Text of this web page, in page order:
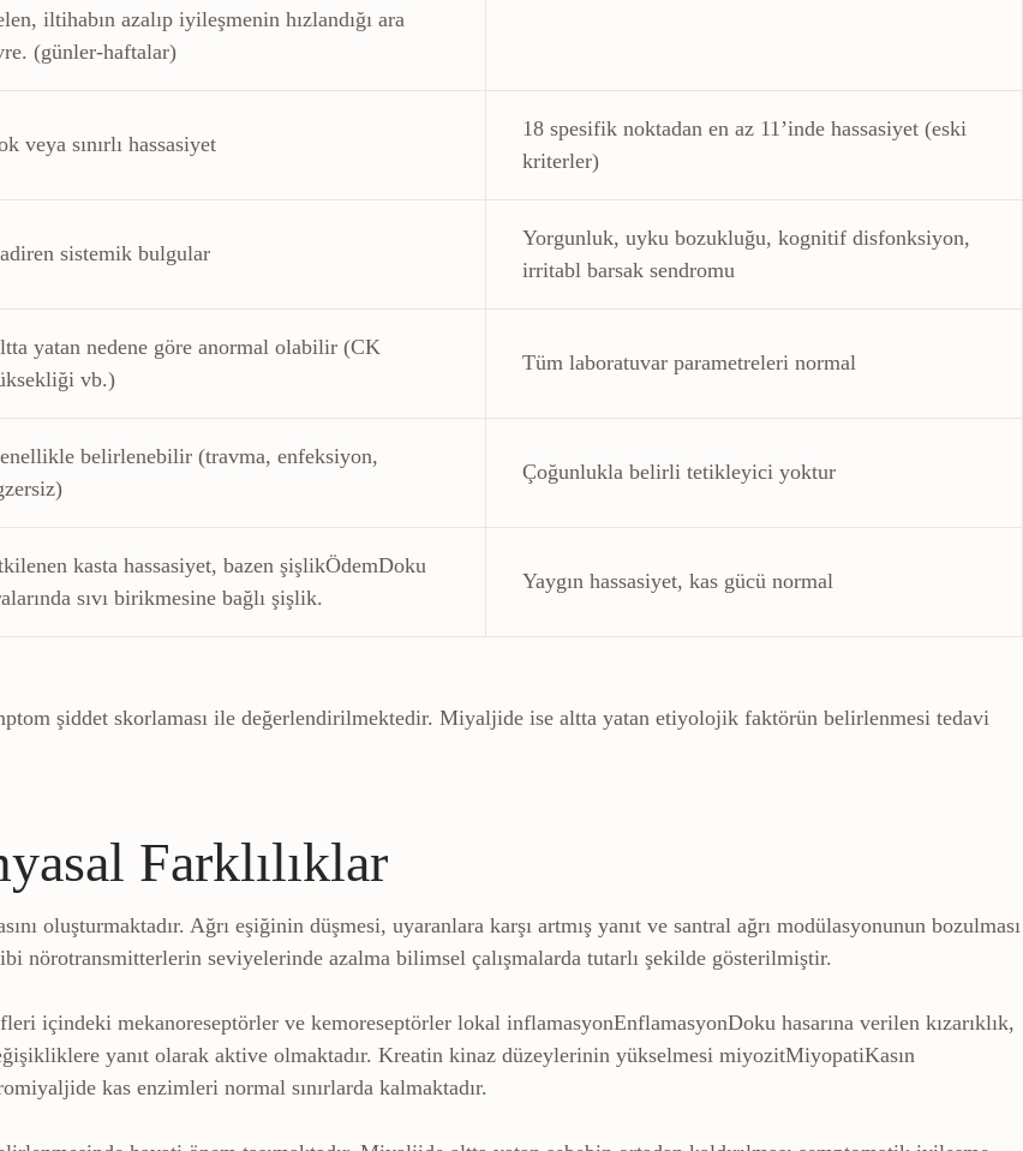
iltihabın azalıp iyileşmenin hızlandığı ara
(günler-haftalar)
veya sınırlı hassasiyet
18 spesifik noktadan en az 11’inde hassasiyet (eski
kriterler)
sistemik bulgular
Yorgunluk, uyku bozukluğu, kognitif disfonksiyon,
irritabl barsak sendromu
yatan nedene göre anormal olabilir (CK
vb.)
Tüm laboratuvar parametreleri normal
belirlenebilir (travma, enfeksiyon,
Çoğunlukla belirli tetikleyici yoktur
kasta hassasiyet, bazen şişlikÖdemDoku
sıvı birikmesine bağlı şişlik.
Yaygın hassasiyet, kas gücü normal
şiddet skorlaması ile değerlendirilmektedir. Miyaljide ise altta yatan etiyolojik faktörün belirlenmesi tedavi
Farklılıklar
oluşturmaktadır. Ağrı eşiğinin düşmesi, uyaranlara karşı artmış yanıt ve santral ağrı modülasyonunun bozulması
nörotransmitterlerin seviyelerinde azalma bilimsel çalışmalarda tutarlı şekilde gösterilmiştir.
içindeki mekanoreseptörler ve kemoreseptörler lokal inflamasyonEnflamasyonDoku hasarına verilen kızarıklık,
yanıt olarak aktive olmaktadır. Kreatin kinaz düzeylerinin yükselmesi miyozitMiyopatiKasın
kas enzimleri normal sınırlarda kalmaktadır.